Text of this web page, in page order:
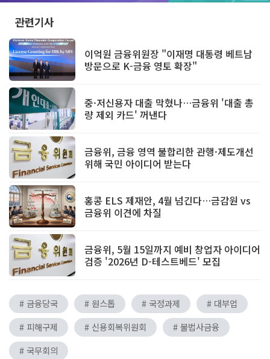
관련기사
이억원 금융위원장 "이재명 대통령 베트남
방문으로 K-금융 영토 확장"
중·저신용자 대출 막혔나…금융위 '대출 총
량 제외 카드' 꺼낸다
금융위, 금융 영역 불합리한 관행·제도개선
위해 국민 아이디어 받는다
홍콩 ELS 제재안, 4월 넘긴다…금감원 vs
금융위 이견에 차질
금융위, 5월 15일까지 예비 창업자 아이디어
검증 '2026년 D-테스트베드' 모집
# 금융당국 # 원스톱 # 국정과제
# 대부업
# 피해구제
# 신용회복위원회
# 불법사금융
# 국무회의